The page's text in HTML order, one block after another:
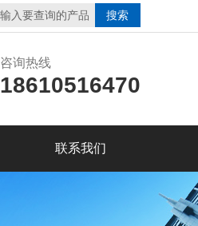
咨询热线
18610516470
联系我们